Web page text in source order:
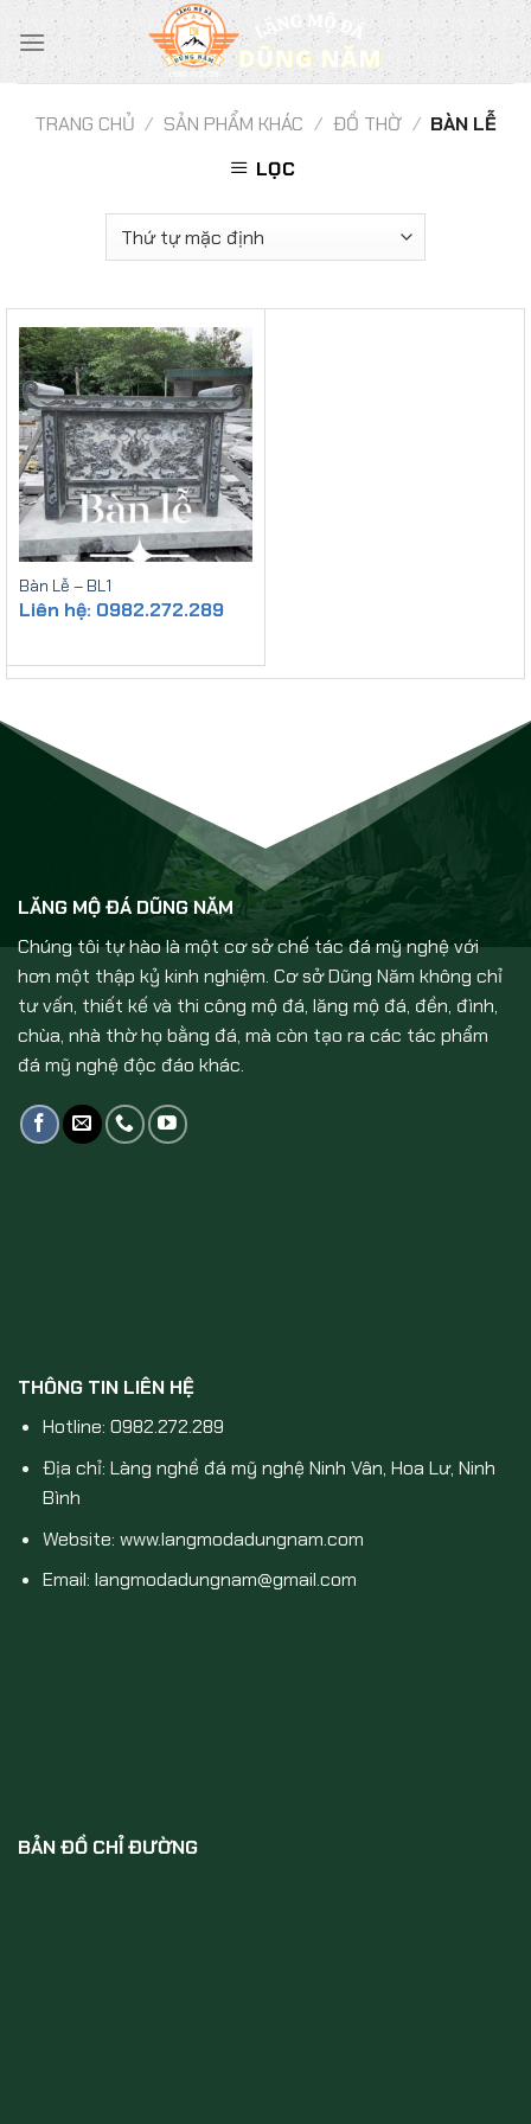
Chuyển
đến
nội
TRANG CHỦ / SẢN PHẨM KHÁC / ĐỒ THỜ / BÀN LỄ
LỌC
Bàn Lễ – BL1
Liên hệ: 0982.272.289
LĂNG MỘ ĐÁ DŨNG NĂM
Chúng tôi tự hào là một cơ sở chế tác đá mỹ nghệ với
hơn một thập kỷ kinh nghiệm. Cơ sở Dũng Năm không chỉ
tư vấn, thiết kế và thi công mộ đá, lăng mộ đá, đền, đình,
chùa, nhà thờ họ bằng đá, mà còn tạo ra các tác phẩm
đá mỹ nghệ độc đáo khác.
THÔNG TIN LIÊN HỆ
Hotline: 0982.272.289
Địa chỉ: Làng nghề đá mỹ nghệ Ninh Vân, Hoa Lư, Ninh
Bình
Website: www.langmodadungnam.com
Email: langmodadungnam@gmail.com
BẢN ĐỒ CHỈ ĐƯỜNG